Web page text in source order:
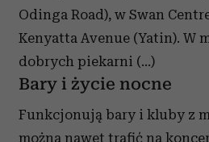
Odinga Road), w Swan
Kenyatta Avenue (Yatin). W
dobrych piekarni (…)
Bary i życie nocne
Funkcjonują bary i kluby z
można nawet trafić na